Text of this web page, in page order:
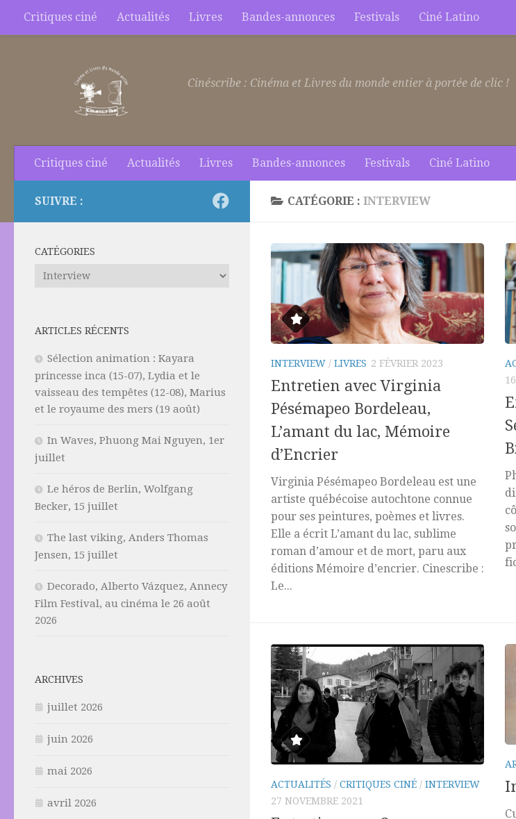
Skip to content
Critiques ciné Actualités Livres Bandes-annonces Festivals Ciné Latino
Cinéscribe : Cinéma et Livres du monde entier à portée de clic !
Critiques ciné Actualités Livres Bandes-annonces Festivals Ciné Latino
CATÉGORIE : INTERVIEW
INTERVIEW / LIVRES 2 FÉVRIER 2023
Entretien avec Virginia
Pésémapeo Bordeleau,
L’amant du lac, Mémoire
d’Encrier
Virginia Pésémapeo Bordeleau est une
artiste québécoise autochtone connue
pour ses peintures, poèmes et livres.
Elle a écrit L’amant du lac, sublime
roman d’amour et de mort, paru aux
éditions Mémoire d’encrier. Cinescribe :
Le...
ACTUALITÉS / CRITIQUES CINÉ / INTERVIEW
27 NOVEMBRE 2021
SUIVRE :
CATÉGORIES
Catégories
ARTICLES RÉCENTS
Sélection animation : Kayara
princesse inca (15-07), Lydia et le
vaisseau des tempêtes (12-08), Marius
et le royaume des mers (19 août)
In Waves, Phuong Mai Nguyen, 1er
juillet
Le héros de Berlin, Wolfgang
Becker, 15 juillet
The last viking, Anders Thomas
Jensen, 15 juillet
Decorado, Alberto Vázquez, Annecy
Film Festival, au cinéma le 26 août
2026
ARCHIVES
juillet 2026
juin 2026
mai 2026
avril 2026